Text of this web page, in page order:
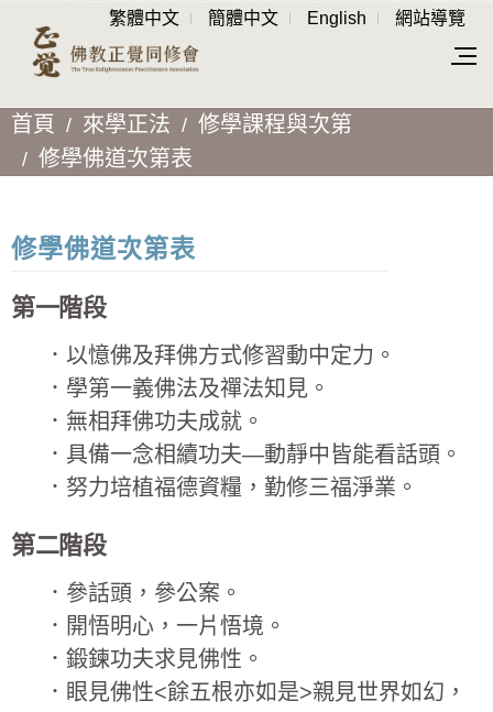
繁體中文 簡體中文 English 網站導覽
首頁 來學正法
修學課程與次第
修學佛道次第表
修學佛道次第表
第一階段
．以憶佛及拜佛方式修習動中定力。
．學第一義佛法及禪法知見。
．無相拜佛功夫成就。
．具備一念相續功夫—動靜中皆能看話頭。
．努力培植福德資糧，勤修三福淨業。
第二階段
．參話頭，參公案。
．開悟明心，一片悟境。
．鍛鍊功夫求見佛性。
．眼見佛性<餘五根亦如是>親見世界如幻，